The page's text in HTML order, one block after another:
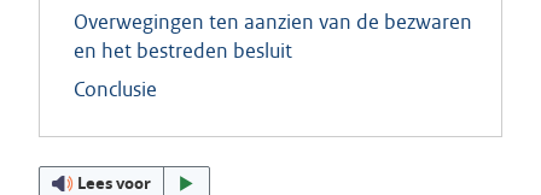
Overwegingen ten aanzien van de bezwaren
en het bestreden besluit
Conclusie
Lees voor